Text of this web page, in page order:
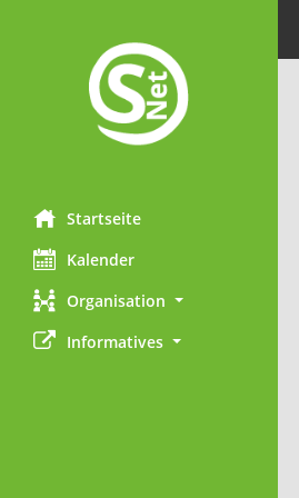
Startseite
Kalender
Organisation
Informatives